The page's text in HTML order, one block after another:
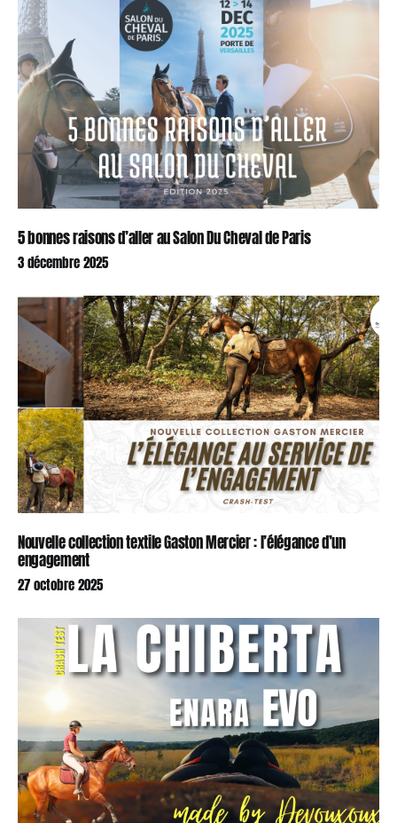
5 bonnes raisons d’aller au Salon Du Cheval de Paris
3 décembre 2025
Nouvelle collection textile Gaston Mercier : l’élégance d’un
engagement
27 octobre 2025